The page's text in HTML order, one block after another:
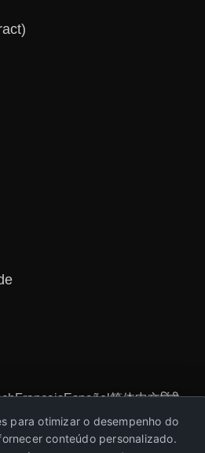
FrançaisEspañol简体中文हिंदी
NederlandsУкраїнська
para otimizar o desempenho do
conteúdo personalizado.